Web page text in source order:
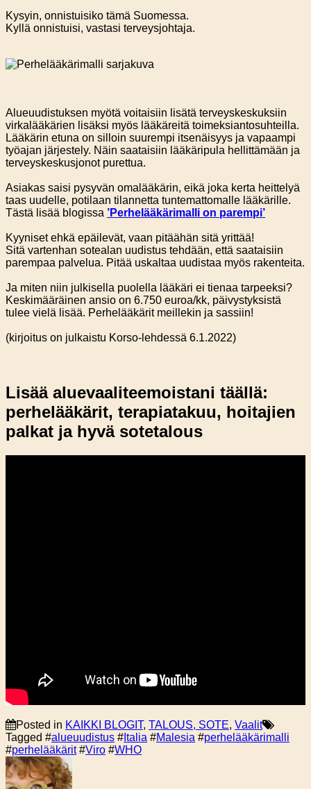
Kysyin, onnistuisiko tämä Suomessa.
Kyllä onnistuisi, vastasi terveysjohtaja.
Alueuudistuksen myötä voitaisiin lisätä terveyskeskuksiin
virkalääkärien lisäksi myös lääkäreitä toimeksiantosuhteilla.
Lääkärin etuna on silloin suurempi itsenäisyys ja vapaampi
työajan järjestely. Näin saataisiin lääkäripula hellittämään ja
terveyskeskusjonot purettua.
Asiakas saisi pysyvän omalääkärin, eikä joka kerta heittelyä
taas uudelle, potilaan tilannetta tuntemattomalle lääkärille.
Tästä lisää blogissa ’Perhelääkärimalli on parempi’
Kyyniset ehkä epäilevät, vaan pitäähän sitä yrittää!
Sitä vartenhan sotealan uudistus tehdään, että saataisiin
parempaa palvelua. Pitää uskaltaa uudistaa myös rakenteita.
Ja miten niin julkisella puolella lääkäri ei tienaa tarpeeksi?
Keskimääräinen ansio on 6.750 euroa/kk, päivystyksistä
tulee vielä lisää. Perhelääkärit meillekin ja sassiin!
(kirjoitus on julkaistu Korso-lehdessä 6.1.2022)
Lisää aluevaaliteemoistani täällä:
perhelääkärit, terapiatakuu, hoitajien
palkat ja hyvä sotetalous
Posted in KAIKKI BLOGIT, TALOUS, SOTE, Vaalit
Tagged #alueuudistus # Italia #Malesia #perhelääkärimalli
#perhelääkärit#Viro #WHO